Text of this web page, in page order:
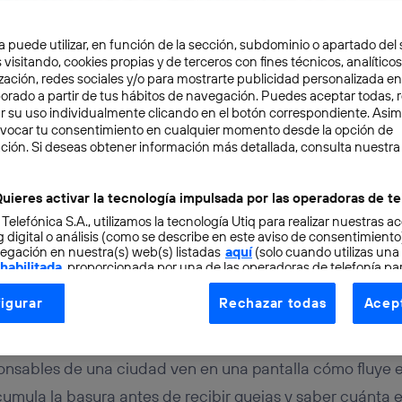
6 min
digitales: la revolución
de las ciudades
de una ciudad ven en una pantalla cómo fluye
la basura antes de recibir quejas y saber cuánta
puede utilizar, en función de la sección, subdominio o apartado del
visitando, cookies propias y de terceros con fines técnicos,
redes sociales y/o para mostrarte publicidad personalizada
a partir de tus hábitos de navegación. Puedes aceptar todas,
su uso individualmente clicando en el botón correspondiente.
tu consentimiento en cualquier momento desde la opción de
Si deseas obtener información más detallada, consulta nuestra
activar la tecnología impulsada por las operadoras de
S.A., utilizamos la tecnología Utiq para realizar nuestras
digital o análisis (como se describe en este aviso de
en nuestra(s) web(s) listadas aquí(solo cuando utilizas una
, proporcionada por una de las operadoras de telefonía
consentimiento en cada página web).
Utiq está diseñada con la privacidad como prioridad
tu dirección IP y otra información de la cuenta de cliente de
a la conexión que utilizas (p. ej., número de teléfono móvil).
Rechazar todas